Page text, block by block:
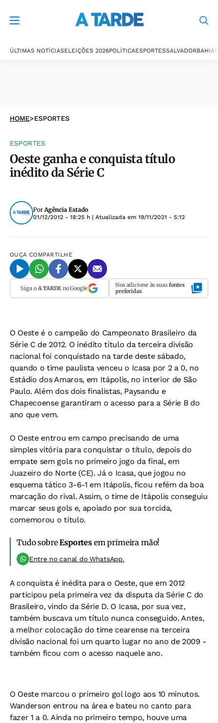
ÚLTIMAS NOTÍCIASELEIÇÕES 2026POLÍTICAESPORTESSALVADORBAHIA
HOME>ESPORTES
ESPORTES
Oeste ganha e conquista título
inédito da Série C
PorAgência Estado
01/12/2012 - 18:25 h | Atualizada em 19/11/2021 - 5:12
OUÇA COMPARTILHE
Siga o A TARDEno Google Nos adicione às suas fontes
preferidas
O Oeste é o campeão do Campeonato Brasileiro da
Série C de 2012. O inédito título da terceira divisão
nacional foi conquistado na tarde deste sábado,
quando o time paulista venceu o Icasa por 2 a 0, no
Estádio dos Amaros, em Itápolis, no interior de São
Paulo. Além dos dois finalistas, Paysandu e
Chapecoense garantiram o acesso para a Série B do
ano que vem.
O Oeste entrou em campo precisando de uma
simples vitória para conquistar o título, depois do
empate sem gols no primeiro jogo da final, em
Juazeiro do Norte (CE). Já o Icasa, que jogou no
esquema tático 3-6-1 em Itápolis, ficou refém da boa
marcação do rival. Assim, o time de Itápolis conseguiu
marcar seus gols e, apoiado por sua torcida,
comemorou o título.
Tudo sobreEsportesem primeira mão!
Entre no canal do WhatsApp.
A conquista é inédita para o Oeste, que em 2012
participou pela primeira vez da disputa da Série C do
Brasileiro, vindo da Série D. O Icasa, por sua vez,
também buscava um título nunca conseguido. Antes,
a melhor colocação do time cearense na terceira
divisão nacional foi um quarto lugar no ano de 2009 -
também ficou com o acesso naquele ano.
O Oeste marcou o primeiro gol logo aos 10 minutos.
Wanderson entrou na área e bateu no canto para
fazer 1 a 0. Ainda no primeiro tempo, houve uma